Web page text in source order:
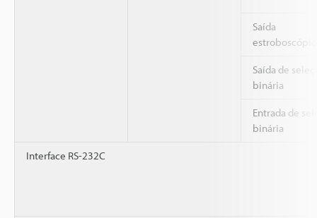
Saída
Saída de
binária
Entrada de
binária
Interface RS-232C